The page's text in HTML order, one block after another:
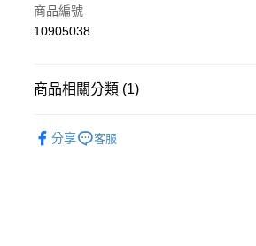
信用卡一次付款
街口支付
商品編號
10905038
商品相關分類 (1)
分享
客服